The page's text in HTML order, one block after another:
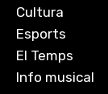
Cultura
Esports
El Temps
Info musical